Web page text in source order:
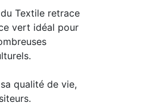
Textile retrace
vert idéal pour
qualité de vie,